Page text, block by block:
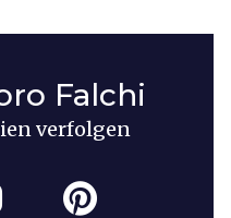
Falchi
verfolgen